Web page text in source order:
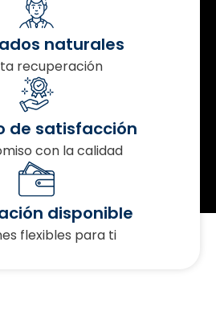
24
34
54
naturales
recuperación
de satisfacción
con la calidad
disponible
flexibles para ti